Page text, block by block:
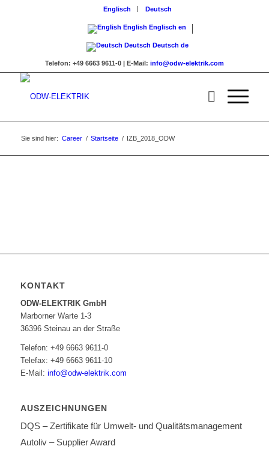
Englisch Deutsch
English Englisch en
Deutsch Deutsch de
Telefon: +49 6663 9611-0 | E-Mail: info@odw-elektrik.com
Sie sind hier: Career / Startseite / IZB_2018_ODW
KONTAKT
ODW-ELEKTRIK GmbH
Marborner Warte 1-3
36396 Steinau an der Straße
Telefon: +49 6663 9611-0
Telefax: +49 6663 9611-10
E-Mail: info@odw-elektrik.com
AUSZEICHNUNGEN
DQS – Zertifikate für Umwelt- und Qualitätsmanagement
Autoliv – Supplier Award